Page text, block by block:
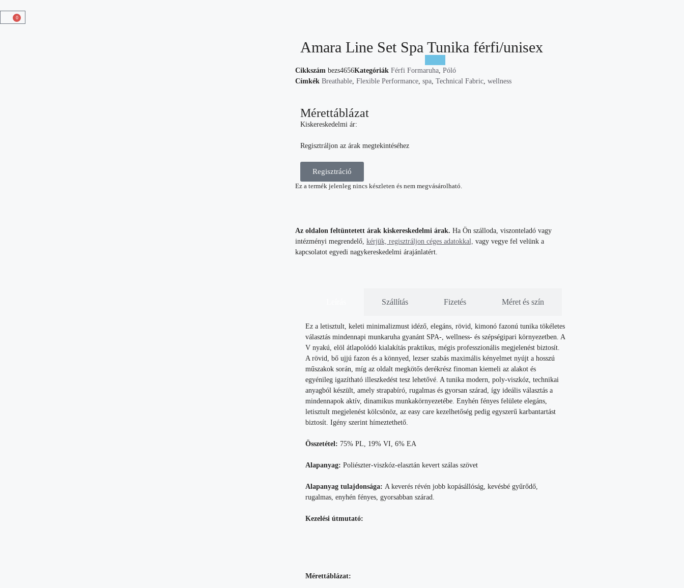
0
Amara Line Set Spa Tunika férfi/unisex
Cikkszám bezs4656Kategóriák Férfi Formaruha, Póló
Címkék Breathable, Flexible Performance, spa, Technical Fabric, wellness
Mérettáblázat
Kiskereskedelmi ár:
Regisztráljon az árak megtekintéséhez
Regisztráció
Ez a termék jelenleg nincs készleten és nem megvásárolható.
Az oldalon feltüntetett árak kiskereskedelmi árak. Ha Ön szálloda, viszonteladó vagy
intézményi megrendelő, kérjük, regisztráljon céges adatokkal, vagy vegye fel velünk a
kapcsolatot egyedi nagykereskedelmi árajánlatért.
Szállítás Fizetés Méret és szín
Ez a letisztult, keleti minimalizmust idéző, elegáns, rövid, kimonó fazonú tunika tökéletes
választás mindennapi munkaruha gyanánt SPA-, wellness- és szépségipari környezetben. A
V nyakú, elöl átlapolódó kialakítás praktikus, mégis professzionális megjelenést biztosít.
A rövid, bő ujjú fazon és a könnyed, lezser szabás maximális kényelmet nyújt a hosszú
műszakok során, míg az oldalt megkötős derékrész finoman kiemeli az alakot és
egyénileg igazítható illeszkedést tesz lehetővé. A tunika modern, poly-viszkóz, technikai
anyagból készült, amely strapabíró, rugalmas és gyorsan szárad, így ideális választás a
mindennapok aktív, dinamikus munkakörnyezetébe. Enyhén fényes felülete elegáns,
letisztult megjelenést kölcsönöz, az easy care kezelhetőség pedig egyszerű karbantartást
biztosít. Igény szerint hímeztethető.
Összetétel: 75% PL, 19% VI, 6% EA
Alapanyag: Poliészter-viszkóz-elasztán kevert szálas szövet
Alapanyag tulajdonsága: A keverés révén jobb kopásállóság, kevésbé gyűrődő,
rugalmas, enyhén fényes, gyorsabban szárad.
Kezelési útmutató:
Mérettáblázat: